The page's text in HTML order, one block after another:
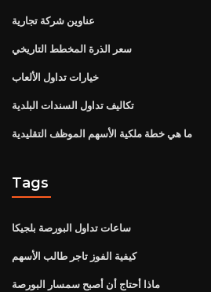
عناوين شركة تجارية
سعر الذرة المخطط التاريخي
خيارات تداول الألعاب
تكاليف تداول السندات البلدية
ما هي خطة ملكية الأسهم الموظف التقليدية
Tags
ساعات تداول البورصة بلجيكا
كيفية الفوز تاجر طالب الأسهم
ماذا أحتاج أن أصبح سمسار البورصة